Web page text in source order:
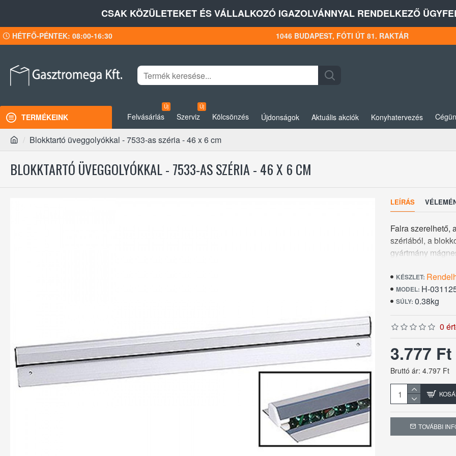
CSAK KÖZÜLETEKET ÉS VÁLLALKOZÓ IGAZOLVÁNNYAL RENDELKEZŐ
HÉTFŐ-PÉNTEK: 08:00-16:30 1046 BUDAPEST, FÓTI ÚT 81. RAKTÁR
TERMÉKEINK Felvásárlás
Új
Szerviz
Új
Kölcsönzés Újdonságok Aktuális akciók Konyhatervezés
Blokktartó üveggolyókkal - 7533-as széria - 46 x 6 cm
BLOKKTARTÓ ÜVEGGOLYÓKKAL - 7533-AS SZÉRIA - 46 X 6 CM
LEÍRÁS
Falra szerelhető,
szériából, a
gyártmány
magassága 6 cm,
KÉSZLET:
MODEL: H-
SÚLY: 0.38kg
0
3.777 Ft
Bruttó ár: 4.797 Ft
TOVÁBBI